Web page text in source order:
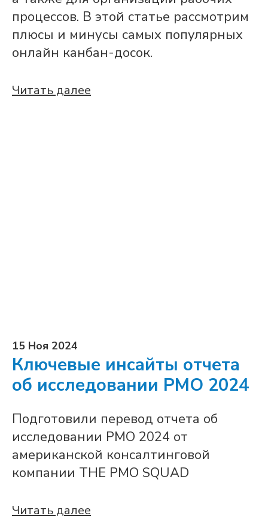
процессов. В этой статье рассмотрим
плюсы и минусы самых популярных
онлайн канбан-досок.
Читать далее
15 Ноя 2024
Ключевые инсайты отчета
об исследовании PMO 2024
Подготовили перевод отчета об
исследовании PMO 2024 от
американской консалтинговой
компании THE PMO SQUAD
Читать далее